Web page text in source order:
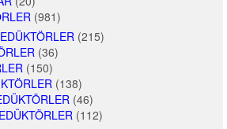
(981)
(215)
(36)
(150)
(138)
(46)
(112)